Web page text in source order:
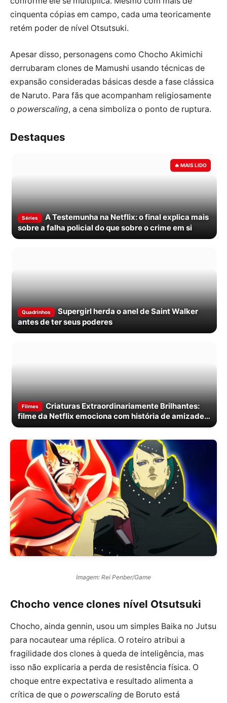
cinquenta cópias em campo, cada uma teoricamente
retém poder de nível Otsutsuki.
Apesar disso, personagens como Chocho Akimichi
derrubaram clones de Mamushi usando técnicas de
expansão consideradas básicas desde a fase clássica
de Naruto. Para fãs que acompanham religiosamente
o powerscaling, a cena simboliza o ponto de ruptura.
Destaques
Séries
A Testemunha na Netflix: o final explica mais
sobre a falha policial do que sobre o crime em si
Quadrinhos
Supergirl herda o anel de Saint Walker
antes de ter seus poderes
Filmes
Criaturas Extraordinariamente Brilhantes:
filme da Netflix emociona com história de amizade
entre viúva e polvo
Imagem: Rei Penber/Game
Chocho vence clones nível Otsutsuki
Chocho, ainda gennin, usou um simples Baika no Jutsu
para nocautear uma réplica. O roteiro atribui a
fragilidade dos clones à queda de inteligência, mas
isso não explicaria a perda de resistência física. O
choque entre expectativa e resultado alimenta a
crítica de que o powerscaling de Boruto está